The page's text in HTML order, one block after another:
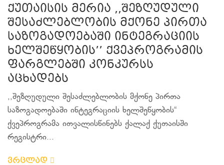
ქუთაისის მერია ,,შეზღუდული
შესაძლებლობის მქონე პირთა
საზოგადოებაში ინტეგრაციის
ხელშეწყობის’’ ქვეპროგრამის
ფარგლებში კონკურსს
აცხადებს
,,შეზღუდული შესაძლებლობის მქონე პირთა
საზოგადოებაში ინტეგრაციის ხელშეწყობის“
ქვეპროგრამა ითვალისწინებს ქალაქ ქუთაისში
რეგისტრი...
ვრცლად